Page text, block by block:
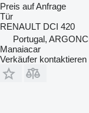
Preis auf Anfrage
Tür
RENAULT DCI 420
Portugal,
Manaiacar
Verkäufer kontaktieren